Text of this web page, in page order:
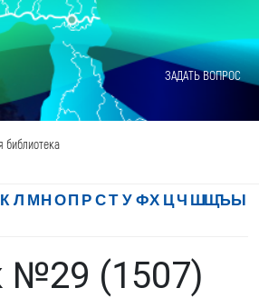
ЗАДАТЬ ВОПРОС
библиотека
К Л МНОП РСТ УФХ ЦЧ ШЩЪЫ
№29 (1507)